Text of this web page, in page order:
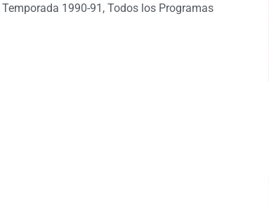
Temporada 1990-91 , Todos los Programas